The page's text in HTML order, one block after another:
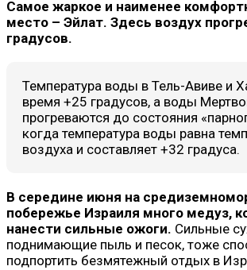
Самое жаркое и наименее
место – Эйлат. Здесь воздух
градусов.
Температура воды в Тель-Авиве и
время +25 градусов, а воды
прогреваются до состояния
когда температура воды равна
воздуха и составляет +32 градуса.
В середине июня на
побережье Израиля много медуз,
нанести сильные ожоги. Сильные
поднимающие пыль и песок, тоже
подпортить безмятежный отдых в